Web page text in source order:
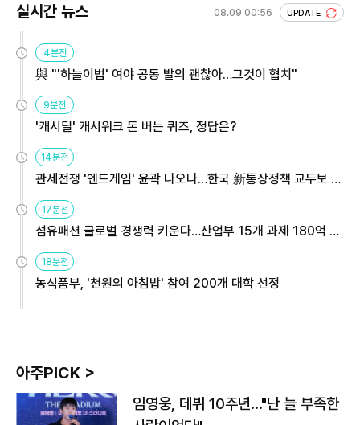
실시간 뉴스 08.09 00:56 UPDATE
4분전
與 "'하늘이법' 여야 공동 발의 괜찮아…그것이 협치"
9분전
'캐시딜' 캐시워크 돈 버는 퀴즈, 정답은?
14분전
관세전쟁 '엔드게임' 윤곽 나오나…한국 新통상정책 교두보 활
17분전
섬유패션 글로벌 경쟁력 키운다…산업부 15개 과제 180억 지
18분전
농식품부, '천원의 아침밥' 참여 200개 대학 선정
아주PICK >
임영웅, 데뷔 10주년…"난 늘 부족한